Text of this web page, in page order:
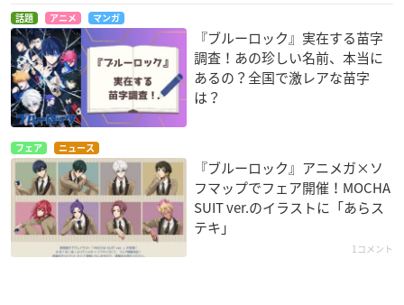
話題 アニメ マンガ
『ブルーロック』実在する苗字
調査！あの珍しい名前、本当に
あるの？全国で激レアな苗字
は？
フェア ニュース
『ブルーロック』アニメガ×ソ
フマップでフェア開催！MOCHA
SUIT ver.のイラストに「あらス
テキ」
1コメント